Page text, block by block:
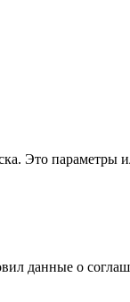
Это параметры
данные о